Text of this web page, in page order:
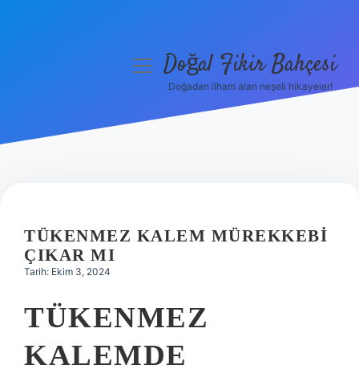
Hakkımızda
menüyüDoğal Fikir Bahçesi
Doğadan ilham alan neşeli hikayeler!
TÜKENMEZ KALEM MÜREKKEBI
ÇIKAR MI
Tarih: Ekim 3, 2024
TÜKENMEZ
KALEMDE